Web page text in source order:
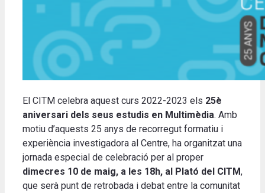
El CITM celebra aquest curs 2022-2023 els 25è
aniversari dels seus estudis en Multimèdia. Amb
motiu d’aquests 25 anys de recorregut formatiu i
experiència investigadora al Centre, ha organitzat una
jornada especial de celebració per al proper
dimecres 10 de maig, a les 18h, al Plató del CITM,
que serà punt de retrobada i debat entre la comunitat